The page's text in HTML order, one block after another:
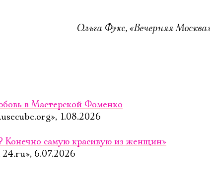
Ольга Фукс, «Вечерняя
в Мастерской Фоменко
1.08.2026
Конечно самую красивую из женщин»
6.07.2026